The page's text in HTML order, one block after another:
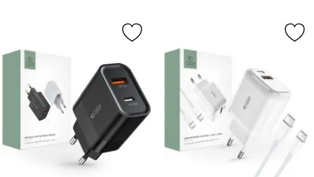
Markera tech-Protect 30W PD QC